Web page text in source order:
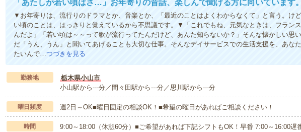
「あたしが若い頃はさ…」お年寄りの昔話、楽しんで聞ける方に向いています。
▼お年寄りは、流行りのドラマとか、音楽とか、「最近のことはよくわからなくて」と言う。け
い頃のことは、はっきりと覚えているから不思議です。▼「これでもね、元気なときは、フラン
んだよ」「若い頃は～～って歌が流行ってたんだけど、あんた知らないか？」そんな懐かしい思
だ「うん、うん」と聞いてあげることも大切な仕事。そんなデイサービスでの生活支援を、あな
たいんで…つづきを見る
勤務地
栃木県小山市
小山駅から---分／間々田駅から---分／思川駅から---分
曜日頻度 週2日～OK■曜日固定の相談OK！■希望の曜日があればご相談ください！
時間 9:00～18:00（休憩60分）■ご希望があれば下記シフトもOK！早番 7:00～16:00遅